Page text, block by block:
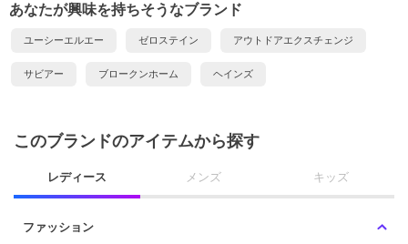
あなたが興味を持ちそうなブランド
ユーシーエルエー ゼロステイン アウトドアエクスチェンジ
サビアー ブロークンホーム ヘインズ
このブランドのアイテムから探す
レディース メンズ キッズ
ファッション